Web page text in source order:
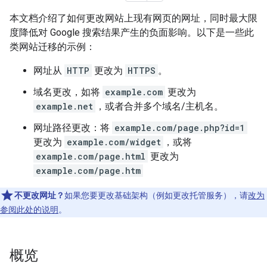
本文档介绍了如何更改网站上现有网页的网址，同时最大限
度降低对 Google 搜索结果产生的负面影响。以下是一些此
类网站迁移的示例：
网址从 HTTP 更改为 HTTPS 。
域名更改，如将 example.com 更改为
example.net ，或者合并多个域名/主机名。
网址路径更改：将 example.com/page.php?id=1
更改为 example.com/widget ，或将
example.com/page.html 更改为
example.com/page.htm
不更改网址？如果您要更改基础架构（例如更改托管服务），请改为
参阅此处的说明 。
概览